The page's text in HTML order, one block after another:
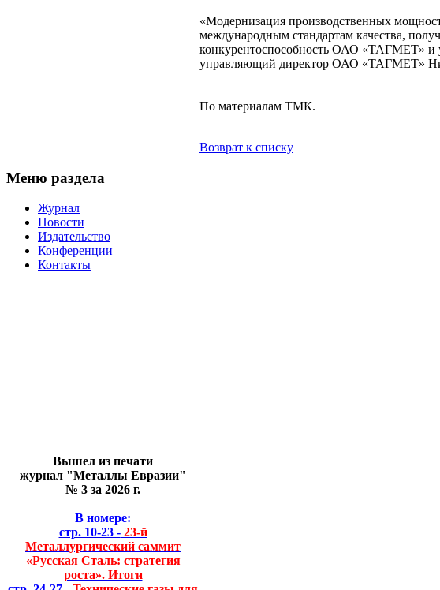
«Модернизация производственных
международным стандартам качества,
конкурентоспособность ОАО «ТАГМЕТ» и
управляющий директор ОАО «ТАГМЕТ»
По материалам ТМК.
Возврат к списку
Меню раздела
Журнал
Новости
Издательство
Конференции
Контакты
Вышел из печати
журнал "Металлы Евразии"
№ 3 за 2026 г.
В номере:
стр. 10-23 -23-й
Металлургический саммит
«Русская Сталь: стратегия
роста». Итоги